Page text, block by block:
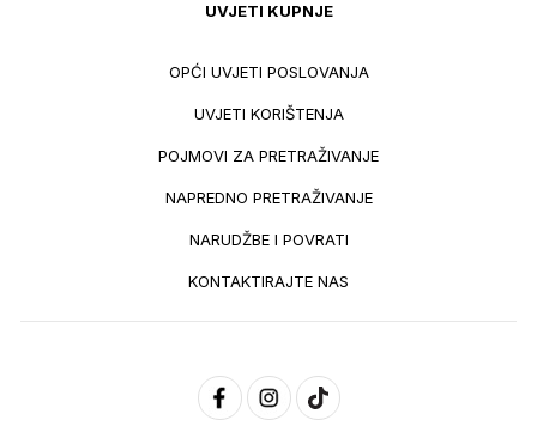
UVJETI KUPNJE
OPĆI UVJETI POSLOVANJA
UVJETI KORIŠTENJA
POJMOVI ZA PRETRAŽIVANJE
NAPREDNO PRETRAŽIVANJE
NARUDŽBE I POVRATI
KONTAKTIRAJTE NAS